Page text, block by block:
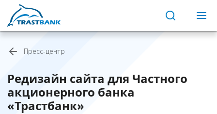
Пресс-центр
Редизайн сайта для Частного
акционерного банка
«Трастбанк»